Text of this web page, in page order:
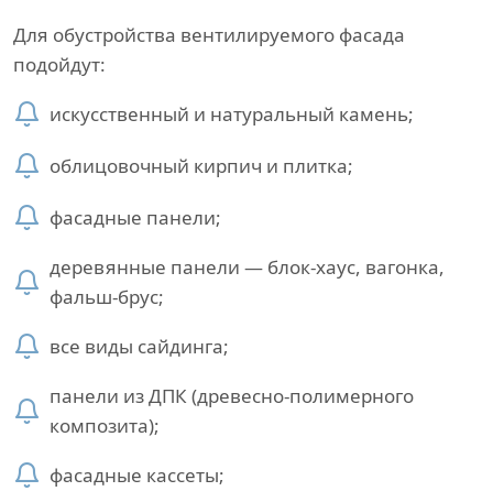
Для обустройства вентилируемого фасада
подойдут:
искусственный и натуральный камень;
облицовочный кирпич и плитка;
фасадные панели;
деревянные панели — блок-хаус, вагонка,
фальш-брус;
все виды сайдинга;
панели из ДПК (древесно-полимерного
композита);
фасадные кассеты;